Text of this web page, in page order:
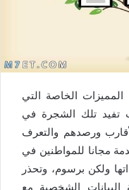
الخاصة التي
تفيد تلك الشجرة في
ورصدهم والتعرف
مجانا للمواطنين في
ولكن برسوم، وتحذر
البيانات الشخصية مع